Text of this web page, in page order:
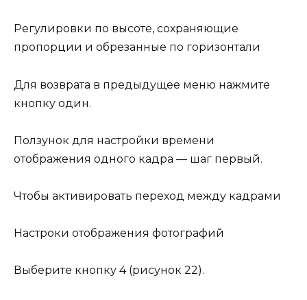
Регулировки по высоте, сохраняющие
пропорции и обрезанные по горизонтали
Для возврата в предыдущее меню нажмите
кнопку один.
Ползунок для настройки времени
отображения одного кадра — шаг первый.
Чтобы активировать переход между кадрами
Настроки отображения фотографий
Выберите кнопку 4 (рисунок 22).